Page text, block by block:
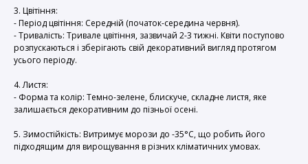
3. Цвітіння:
- Період цвітіння: Середній (початок-середина червня).
- Тривалість: Тривале цвітіння, зазвичай 2-3 тижні. Квіти поступово
розпускаються і зберігають свій декоративний вигляд протягом
усього періоду.
4. Листя:
- Форма та колір: Темно-зелене, блискуче, складне листя, яке
залишається декоративним до пізньої осені.
5. Зимостійкість: Витримує морози до -35°C, що робить його
підходящим для вирощування в різних кліматичних умовах.